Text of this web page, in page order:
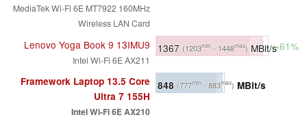
MediaTek Wi-Fi 6E MT7922 160MHz
Wireless LAN Card
Lenovo Yoga Book 9 13IMU9
Intel Wi-Fi 6E AX211
1367 (1203min - 1448max) MBit/s+61%
Framework Laptop 13.5 Core
Ultra 7 155H
Intel Wi-Fi 6E AX210
848 (777min - 883max) MBit/s